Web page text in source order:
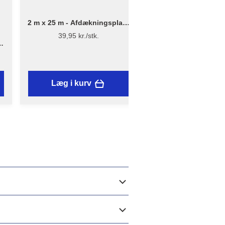
2 m x 25 m - Afdækningsplast
13 µ - Genanvendt plast
39,95 kr./stk.
Læg i kurv